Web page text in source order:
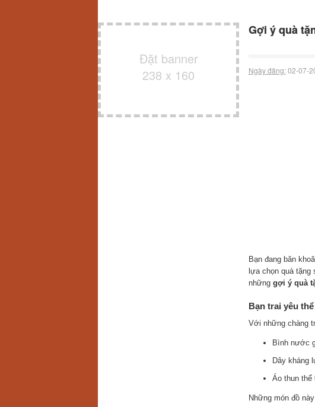
Đặt banner
238 x 160
Gợi ý quà
Ngày đăng:02-07-
Bạn đang băn
lựa chọn quà tặng
những gợi ý quà
Bạn trai yêu
Với những chàng
Bình nước
Dây kháng
Áo thun thể
Những món đồ